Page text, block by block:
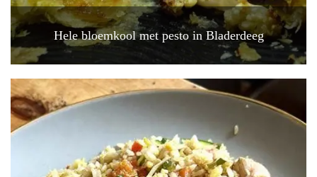
Hele bloemkool met pesto in Bladerdeeg